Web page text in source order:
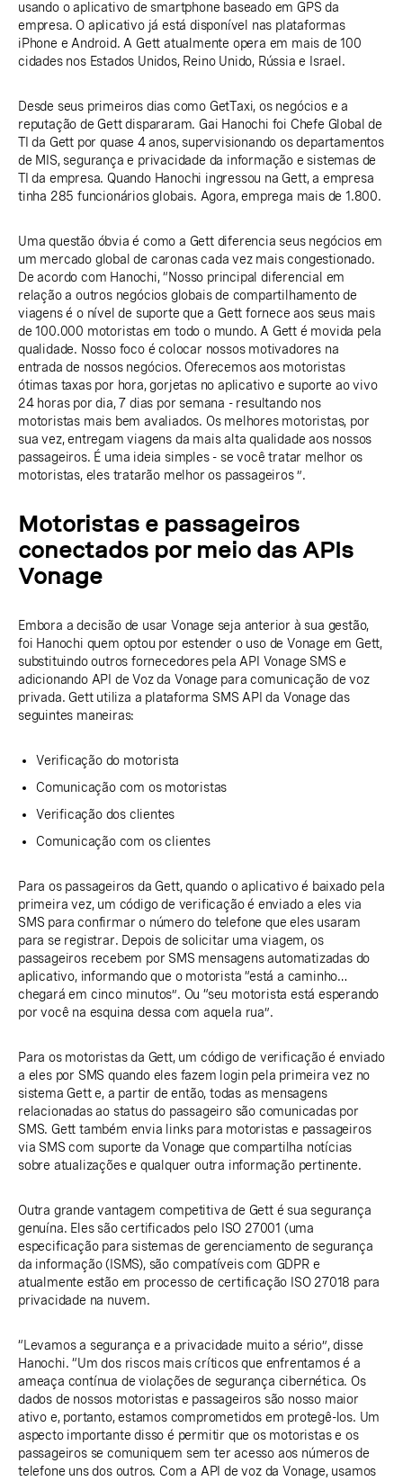
usando o aplicativo de smartphone baseado em GPS da
empresa. O aplicativo já está disponível nas plataformas
iPhone e Android. A Gett atualmente opera em mais de 100
cidades nos Estados Unidos, Reino Unido, Rússia e Israel.
Desde seus primeiros dias como GetTaxi, os negócios e a
reputação de Gett dispararam. Gai Hanochi foi Chefe Global de
TI da Gett por quase 4 anos, supervisionando os departamentos
de MIS, segurança e privacidade da informação e sistemas de
TI da empresa. Quando Hanochi ingressou na Gett, a empresa
tinha 285 funcionários globais. Agora, emprega mais de 1.800.
Uma questão óbvia é como a Gett diferencia seus negócios em
um mercado global de caronas cada vez mais congestionado.
De acordo com Hanochi, “Nosso principal diferencial em
relação a outros negócios globais de compartilhamento de
viagens é o nível de suporte que a Gett fornece aos seus mais
de 100.000 motoristas em todo o mundo. A Gett é movida pela
qualidade. Nosso foco é colocar nossos motivadores na
entrada de nossos negócios. Oferecemos aos motoristas
ótimas taxas por hora, gorjetas no aplicativo e suporte ao vivo
24 horas por dia, 7 dias por semana - resultando nos
motoristas mais bem avaliados. Os melhores motoristas, por
sua vez, entregam viagens da mais alta qualidade aos nossos
passageiros. É uma ideia simples - se você tratar melhor os
motoristas, eles tratarão melhor os passageiros ”.
Motoristas e passageiros
conectados por meio das APIs
Vonage
Embora a decisão de usar Vonage seja anterior à sua gestão,
foi Hanochi quem optou por estender o uso de Vonage em Gett,
substituindo outros fornecedores pela API Vonage SMS e
adicionando API de Voz da Vonage para comunicação de voz
privada. Gett utiliza a plataforma SMS API da Vonage das
seguintes maneiras:
Verificação do motorista
Comunicação com os motoristas
Verificação dos clientes
Comunicação com os clientes
Para os passageiros da Gett, quando o aplicativo é baixado pela
primeira vez, um código de verificação é enviado a eles via
SMS para confirmar o número do telefone que eles usaram
para se registrar. Depois de solicitar uma viagem, os
passageiros recebem por SMS mensagens automatizadas do
aplicativo, informando que o motorista “está a caminho…
chegará em cinco minutos”. Ou “seu motorista está esperando
por você na esquina dessa com aquela rua”.
Para os motoristas da Gett, um código de verificação é enviado
a eles por SMS quando eles fazem login pela primeira vez no
sistema Gett e, a partir de então, todas as mensagens
relacionadas ao status do passageiro são comunicadas por
SMS. Gett também envia links para motoristas e passageiros
via SMS com suporte da Vonage que compartilha notícias
sobre atualizações e qualquer outra informação pertinente.
Outra grande vantagem competitiva de Gett é sua segurança
genuína. Eles são certificados pelo ISO 27001 (uma
especificação para sistemas de gerenciamento de segurança
da informação (ISMS), são compatíveis com GDPR e
atualmente estão em processo de certificação ISO 27018 para
privacidade na nuvem.
“Levamos a segurança e a privacidade muito a sério”, disse
Hanochi. “Um dos riscos mais críticos que enfrentamos é a
ameaça contínua de violações de segurança cibernética. Os
dados de nossos motoristas e passageiros são nosso maior
ativo e, portanto, estamos comprometidos em protegê-los. Um
aspecto importante disso é permitir que os motoristas e os
passageiros se comuniquem sem ter acesso aos números de
telefone uns dos outros. Com a API de voz da Vonage, usamos